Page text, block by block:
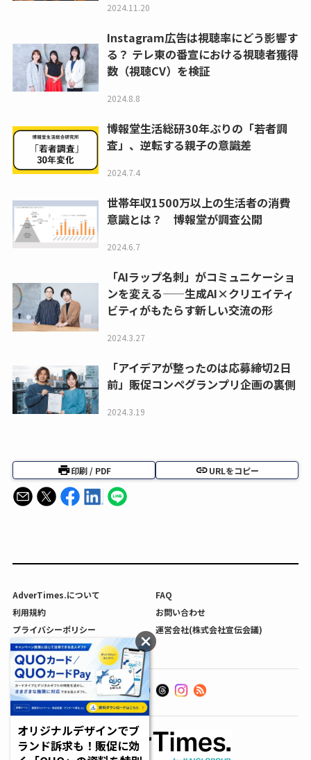
2024.11.20
Instagram広告は視聴率にどう影響す
る？ テレ東の番宣における視聴者獲得
数（視聴CV）を検証
2024.8.8
博報堂生活総研30年ぶりの「若者調
査」、逆転する親子の意識差
2024.7.4
世帯年収1500万以上の生活者の消費
意識とは？ 博報堂が調査公開
2024.6.7
「AIラップ名刺」がコミュニケーショ
ンを変える——生成AI×クリエイティ
ビティがもたらす新しい交流の形
2024.3.27
「アイデアが整ったのは応募締切2日
前」販促コンペグランプリ企画の裏側
2024.3.19
印刷 / PDF URLをコピー
AdverTimes.について
FAQ
利用規約
お問い合わせ
プライバシーポリシー
運営会社(株式会社宣伝会議)
利用者情報の外部送信について
オリジナルデザインでブ
ランド訴求も！販促に効